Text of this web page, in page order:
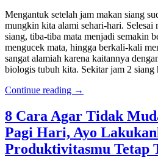
Mengantuk setelah jam makan siang
mungkin kita alami sehari-hari. Selesai
siang, tiba-tiba mata menjadi semakin
mengucek mata, hingga berkali-kali
sangat alamiah karena kaitannya
biologis tubuh kita. Sekitar jam 2
Continue reading →
8 Cara Agar Tidak
Pagi Hari, Ayo
Produktivitasmu Tetap